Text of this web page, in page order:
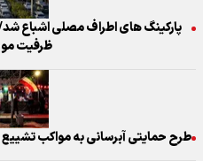
پارکینگ های اطراف مصلی اشباع
ظرفیت
طرح‌ حمایتی آبرسانی به مواکب